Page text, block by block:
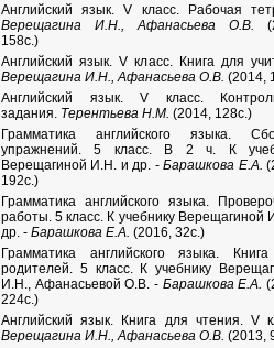
Английский язык. V класс. Рабочая
Верещагина И.Н., Афанасьева О.В.
158с.)
Английский язык. V класс. Книга для
Верещагина И.Н., Афанасьева О.В. (2014,
Английский язык. V класс.
задания. Терентьева Н.М. (2014, 128с.)
Грамматика английского языка.
упражнений. 5 класс. В 2 ч. К
Верещагиной И.Н. и др. -Барашкова Е.А.
192с.)
Грамматика английского языка.
работы. 5 класс. К учебнику Верещагиной
др. - Барашкова Е.А. (2016, 32с.)
Грамматика английского языка.
родителей. 5 класс. К учебнику
И.Н., Афанасьевой О.В. - Барашкова Е.А.
224с.)
Английский язык. Книга для чтения. V
Верещагина И.Н., Афанасьева О.В. (2013,